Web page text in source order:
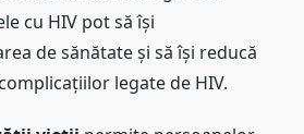
cu HIV pot să își
de sănătate și să își reducă
legate de HIV.